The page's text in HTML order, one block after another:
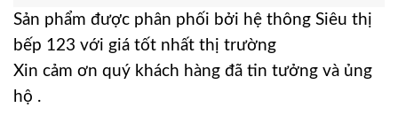
Sản phẩm được phân phối bởi hệ thông Siêu thị
bếp 123 với giá tốt nhất thị trường
Xin cảm ơn quý khách hàng đã tin tưởng và ủng
hộ .